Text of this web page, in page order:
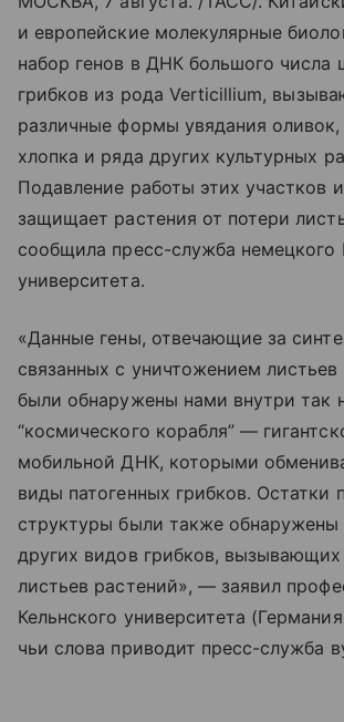
и европейские молекулярные
набор генов в ДНК большого числа
грибков из рода Verticillium,
различные формы увядания оливок,
хлопка и ряда других культурных
Подавление работы этих участков
защищает растения от потери
сообщила пресс-служба немецкого
университета.
«Данные гены, отвечающие за
связанных с уничтожением листьев
были обнаружены нами внутри так
“космического корабля” —
мобильной ДНК, которыми
виды патогенных грибков. Остатки
структуры были также
других видов грибков,
листьев растений», — заявил
Кельнского университета
чьи слова приводит пресс-служба